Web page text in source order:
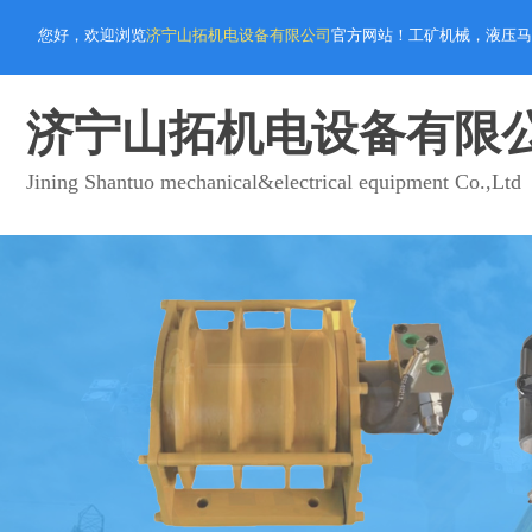
您好，欢迎浏览济宁山拓机电设备有限公司 官方网站！工矿机械，液压
济宁山拓机电设备有限
Jining Shantuo mechanical&electrical equipment Co.,Ltd